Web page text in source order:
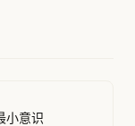
小意识